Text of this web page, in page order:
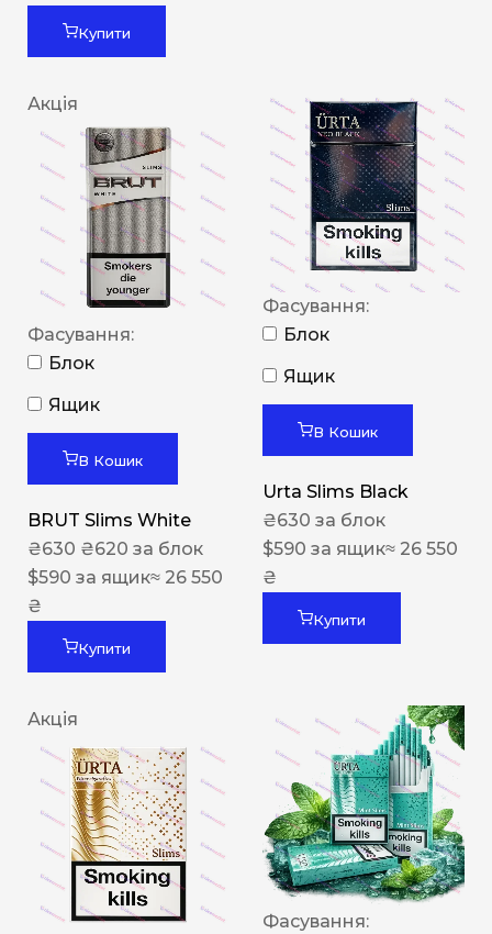
Купити
Акція
Фасування:
Блок
Ящик
В Кошик
BRUT Slims White
₴630 ₴620 за блок
$590 за ящик≈ 26 550
₴
Купити
Фасування:
Блок
Ящик
В Кошик
Urta Slims Black
₴630 за блок
$590 за ящик≈ 26 550
₴
Купити
Акція
Фасування: